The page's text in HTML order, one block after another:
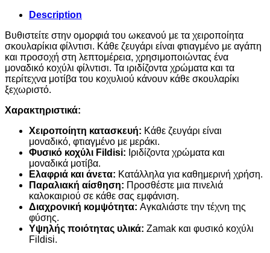
Description
Βυθιστείτε στην ομορφιά του ωκεανού με τα χειροποίητα
σκουλαρίκια φίλντισι. Κάθε ζευγάρι είναι φτιαγμένο με αγάπη
και προσοχή στη λεπτομέρεια, χρησιμοποιώντας ένα
μοναδικό κοχύλι φίλντισι. Τα ιριδίζοντα χρώματα και τα
περίτεχνα μοτίβα του κοχυλιού κάνουν κάθε σκουλαρίκι
ξεχωριστό.
Χαρακτηριστικά:
Χειροποίητη κατασκευή: Κάθε ζευγάρι είναι
μοναδικό, φτιαγμένο με μεράκι.
Φυσικό κοχύλι Fildisi: Ιριδίζοντα χρώματα και
μοναδικά μοτίβα.
Ελαφριά και άνετα: Κατάλληλα για καθημερινή χρήση.
Παραλιακή αίσθηση: Προσθέστε μια πινελιά
καλοκαιριού σε κάθε σας εμφάνιση.
Διαχρονική κομψότητα: Αγκαλιάστε την τέχνη της
φύσης.
Υψηλής ποιότητας υλικά: Zamak και φυσικό κοχύλι
Fildisi.